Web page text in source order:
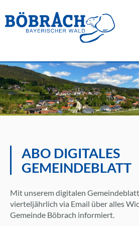
Inhalt
springen
Suche
nach:
ABO DIGITALES
GEMEINDEBLATT
Mit unserem digitalen
vierteljährlich via Email über alles
Gemeinde Böbrach informiert.